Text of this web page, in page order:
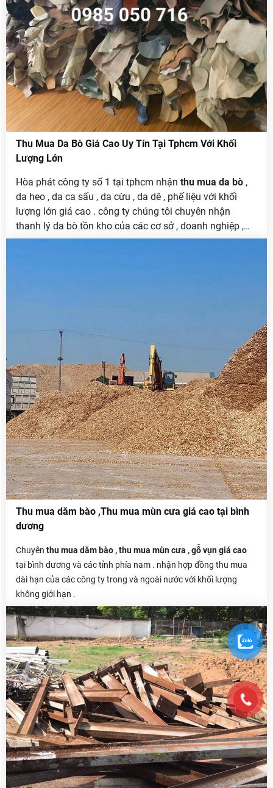
Thu Mua Da Bò Giá Cao Uy Tín Tại Tphcm Với Khối
Lượng Lớn
Hòa phát công ty số 1 tại tphcm nhận thu mua da bò ,
da heo , da ca sấu , da cừu , da dê , phế liệu với khối
lượng lớn giá cao . công ty chúng tôi chuyên nhận
thanh lý da bò tồn kho của các cơ sở , doanh nghiệp ,
hay công ty làm giầy da , túi xách , làm sa lông thanh lý
Thu mua dăm bào ,Thu mua mùn cưa giá cao tại bình
dương
Chuyên thu mua dăm bào , thu mua mùn cưa , gỗ vụn giá cao
tại bình dương và các tỉnh phía nam . nhận hợp đồng thu mua
dài hạn của các công ty trong và ngoài nước với khối lượng
không giới hạn .